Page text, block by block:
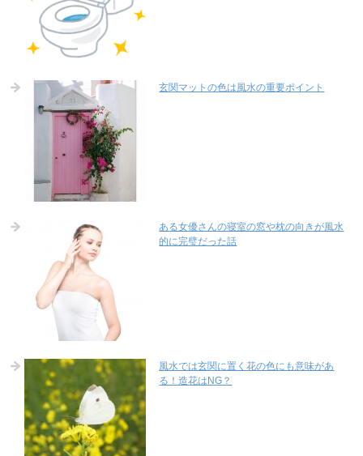
玄関マットの色は風水の重要ポイント
ある女優さんの寝室の窓や枕の向きが風水
的に完璧だった話
風水では玄関に置く花の色にも意味があ
る！造花はNG？